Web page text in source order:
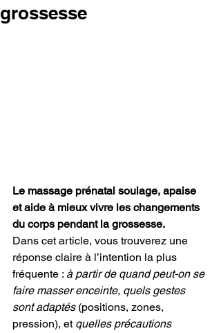
grossesse
Le massage prénatal soulage, apaise
et aide à mieux vivre les changements
du corps pendant la grossesse.
Dans cet article, vous trouverez une
réponse claire à l’intention la plus
fréquente : à partir de quand peut-on se
faire masser enceinte, quels gestes
sont adaptés (positions, zones,
pression), et quelles précautions